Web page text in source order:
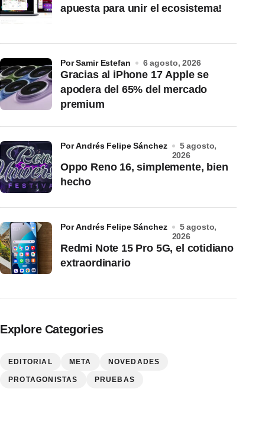
apuesta para unir el ecosistema!
Gracias al iPhone 17 Apple se
apodera del 65% del mercado
premium
por Samir Estefan 6 agosto, 2026
Oppo Reno 16, simplemente, bien
hecho
por Andrés Felipe Sánchez
5 agosto,
2026
Redmi Note 15 Pro 5G, el cotidiano
extraordinario
por Andrés Felipe Sánchez
5 agosto,
2026
Explore Categories
EDITORIAL META NOVEDADES
PROTAGONISTAS PRUEBAS